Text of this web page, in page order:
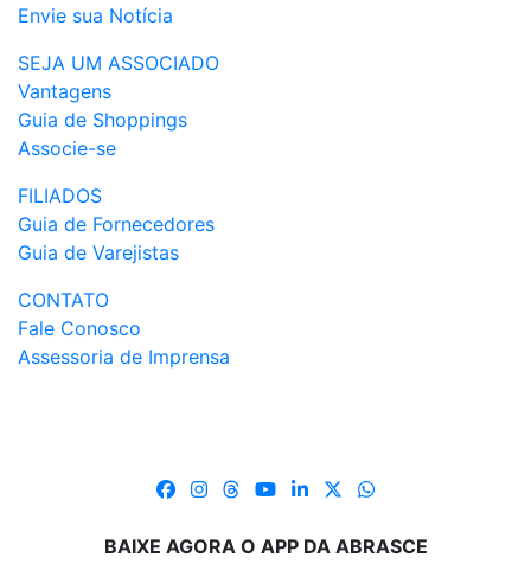
Envie sua Notícia
SEJA UM ASSOCIADO
Vantagens
Guia de Shoppings
Associe-se
FILIADOS
Guia de Fornecedores
Guia de Varejistas
CONTATO
Fale Conosco
Assessoria de Imprensa
BAIXE AGORA O APP DA ABRASCE